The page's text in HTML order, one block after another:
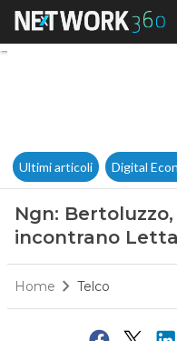
Ultimi articoli Digital
Ngn:
incontrano Letta
Home Telco